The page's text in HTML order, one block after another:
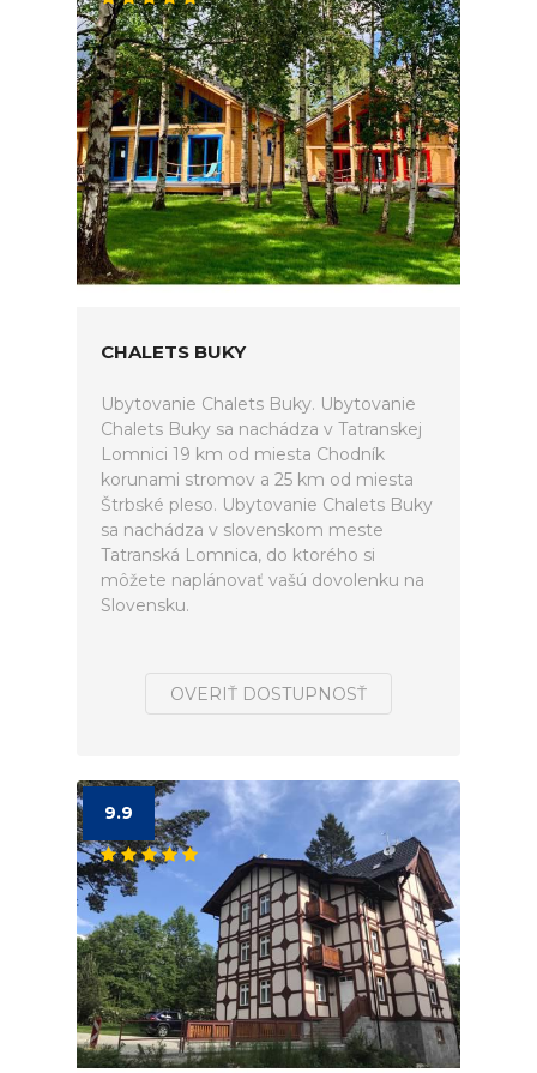
CHALETS BUKY
Ubytovanie Chalets Buky. Ubytovanie
Chalets Buky sa nachádza v Tatranskej
Lomnici 19 km od miesta Chodník
korunami stromov a 25 km od miesta
Štrbské pleso. Ubytovanie Chalets Buky
sa nachádza v slovenskom meste
Tatranská Lomnica, do ktorého si
môžete naplánovať vašú dovolenku na
Slovensku.
OVERIŤ DOSTUPNOSŤ
9.9